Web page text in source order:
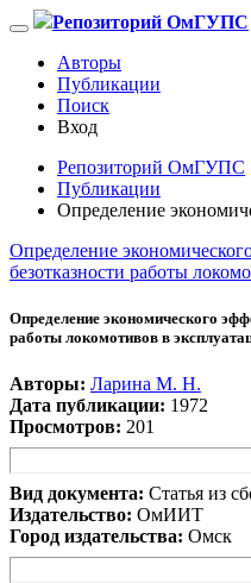
Репозиторий ОмГУПС
Авторы
Публикации
Поиск
Вход
Репозиторий ОмГУПС
Публикации
Определение
Определение
безотказности работы
Определение экономического
работы локомотивов в
Авторы: Ларина М. Н.
Дата публикации: 1972
Просмотров: 201
Вид документа: Статья из
Издательство: ОмИИТ
Город издательства: Омск